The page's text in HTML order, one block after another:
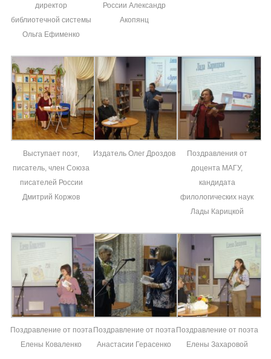
директор
библиотечной системы
Ольга Ефименко
России Александр
Акопянц
Выступает поэт,
писатель, член Союза
писателей России
Дмитрий Коржов
Издатель Олег Дроздов
Поздравления от
доцента МАГУ,
кандидата
филологических наук
Лады Карицкой
Поздравление от поэта
Елены Коваленко
Поздравление от поэта
Анастасии Герасенко
Поздравление от поэта
Елены Захаровой